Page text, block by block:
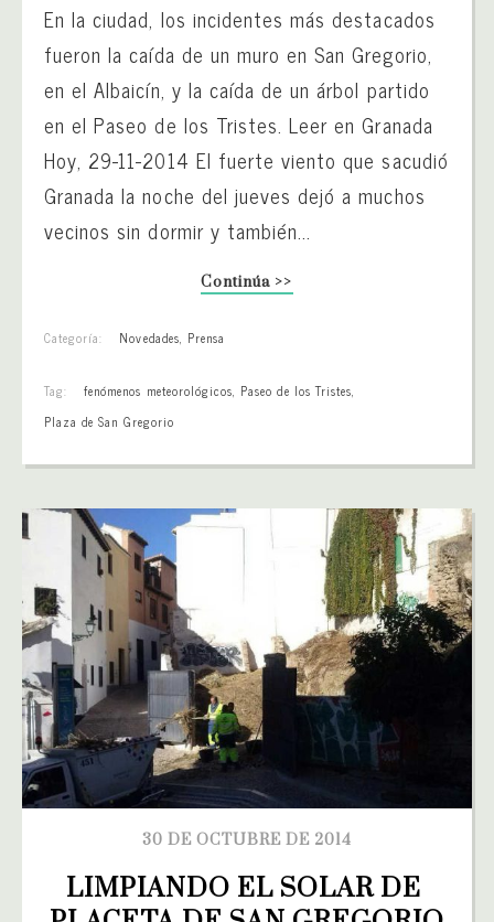
En la ciudad, los incidentes más destacados
fueron la caída de un muro en San Gregorio,
en el Albaicín, y la caída de un árbol partido
en el Paseo de los Tristes. Leer en Granada
Hoy, 29-11-2014 El fuerte viento que sacudió
Granada la noche del jueves dejó a muchos
vecinos sin dormir y también...
Continúa >>
Categoría: Novedades, Prensa
Tag: fenómenos meteorológicos, Paseo de los Tristes,
Plaza de San Gregorio
30 DE OCTUBRE DE 2014
LIMPIANDO EL SOLAR DE